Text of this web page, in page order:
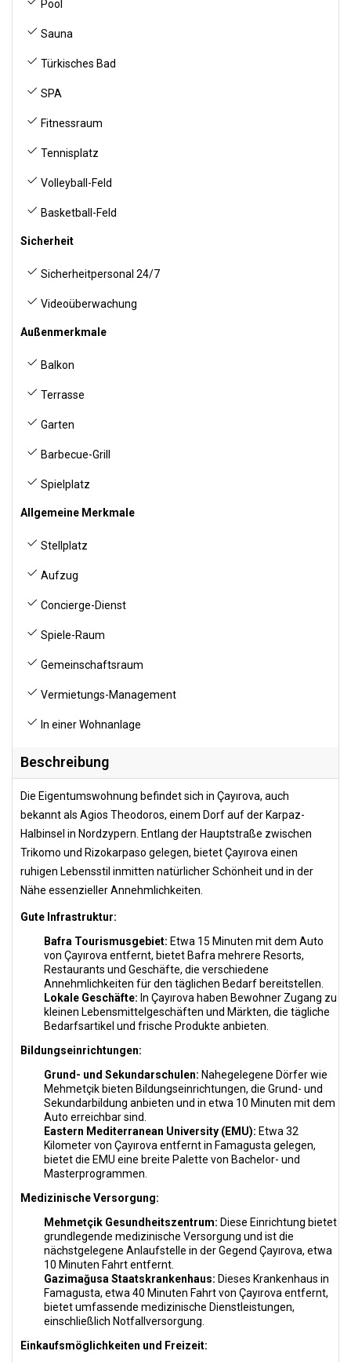
Pool
Sauna
Türkisches Bad
SPA
Fitnessraum
Tennisplatz
Volleyball-Feld
Basketball-Feld
Sicherheit
Sicherheitpersonal 24/7
Videoüberwachung
Außenmerkmale
Balkon
Terrasse
Garten
Barbecue-Grill
Spielplatz
Allgemeine Merkmale
Stellplatz
Aufzug
Concierge-Dienst
Spiele-Raum
Gemeinschaftsraum
Vermietungs-Management
In einer Wohnanlage
Beschreibung
Die Eigentumswohnung befindet sich in Çayırova, auch
bekannt als Agios Theodoros, einem Dorf auf der Karpaz-
Halbinsel in Nordzypern. Entlang der Hauptstraße zwischen
Trikomo und Rizokarpaso gelegen, bietet Çayırova einen
ruhigen Lebensstil inmitten natürlicher Schönheit und in der
Nähe essenzieller Annehmlichkeiten.
Gute Infrastruktur:
Bafra Tourismusgebiet: Etwa 15 Minuten mit dem Auto
von Çayırova entfernt, bietet Bafra mehrere Resorts,
Restaurants und Geschäfte, die verschiedene
Annehmlichkeiten für den täglichen Bedarf bereitstellen.
Lokale Geschäfte: In Çayırova haben Bewohner Zugang zu
kleinen Lebensmittelgeschäften und Märkten, die tägliche
Bedarfsartikel und frische Produkte anbieten.
Bildungseinrichtungen:
Grund- und Sekundarschulen: Nahegelegene Dörfer wie
Mehmetçik bieten Bildungseinrichtungen, die Grund- und
Sekundarbildung anbieten und in etwa 10 Minuten mit dem
Auto erreichbar sind.
Eastern Mediterranean University (EMU): Etwa 32
Kilometer von Çayırova entfernt in Famagusta gelegen,
bietet die EMU eine breite Palette von Bachelor- und
Masterprogrammen.
Medizinische Versorgung:
Mehmetçik Gesundheitszentrum: Diese Einrichtung bietet
grundlegende medizinische Versorgung und ist die
nächstgelegene Anlaufstelle in der Gegend Çayırova, etwa
10 Minuten Fahrt entfernt.
Gazimağusa Staatskrankenhaus: Dieses Krankenhaus in
Famagusta, etwa 40 Minuten Fahrt von Çayırova entfernt,
bietet umfassende medizinische Dienstleistungen,
einschließlich Notfallversorgung.
Einkaufsmöglichkeiten und Freizeit: